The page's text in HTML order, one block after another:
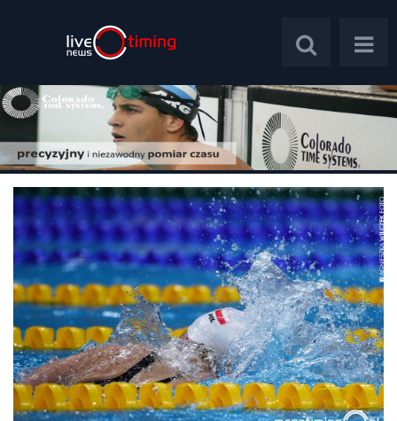
Polska
Świat
Wywiady
Plebiscyt
Psychologia